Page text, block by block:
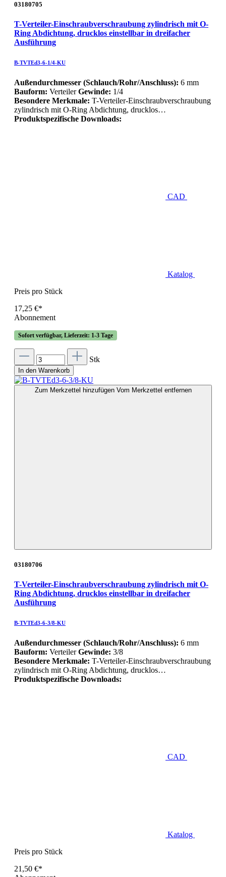
03180705
T-Verteiler-Einschraubverschraubung zylindrisch mit O-
Ring Abdichtung, drucklos einstellbar in dreifacher
Ausführung
B-TVTEd3-6-1/4-KU
Außendurchmesser (Schlauch/Rohr/Anschluss): 6 mm
Bauform: VerteilerGewinde: 1/4
Besondere Merkmale: T-Verteiler-Einschraubverschraubung
zylindrisch mit O-Ring Abdichtung, drucklos…
Produktspezifische Downloads:
CAD
Katalog
Preis pro Stück
17,25 €*
Abonnement
Sofort verfügbar, Lieferzeit: 1-3 Tage
Stk
In den Warenkorb
Zum Merkzettel hinzufügen Vom Merkzettel entfernen
03180706
T-Verteiler-Einschraubverschraubung zylindrisch mit O-
Ring Abdichtung, drucklos einstellbar in dreifacher
Ausführung
B-TVTEd3-6-3/8-KU
Außendurchmesser (Schlauch/Rohr/Anschluss): 6 mm
Bauform: VerteilerGewinde: 3/8
Besondere Merkmale: T-Verteiler-Einschraubverschraubung
zylindrisch mit O-Ring Abdichtung, drucklos…
Produktspezifische Downloads:
CAD
Katalog
Preis pro Stück
21,50 €*